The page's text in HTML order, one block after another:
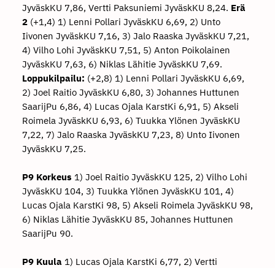
JyväskKU 7,86, Vertti Paksuniemi JyväskKU 8,24. Erä
2(+1,4) 1) Lenni Pollari JyväskKU 6,69, 2) Unto
Iivonen JyväskKU 7,16, 3) Jalo Raaska JyväskKU 7,21,
4) Vilho Lohi JyväskKU 7,51, 5) Anton Poikolainen
JyväskKU 7,63, 6) Niklas Lähitie JyväskKU 7,69.
Loppukilpailu: (+2,8) 1) Lenni Pollari JyväskKU 6,69,
2) Joel Raitio JyväskKU 6,80, 3) Johannes Huttunen
SaarijPu 6,86, 4) Lucas Ojala KarstKi 6,91, 5) Akseli
Roimela JyväskKU 6,93, 6) Tuukka Ylönen JyväskKU
7,22, 7) Jalo Raaska JyväskKU 7,23, 8) Unto Iivonen
JyväskKU 7,25.
P9 Korkeus 1) Joel Raitio JyväskKU 125, 2) Vilho Lohi
JyväskKU 104, 3) Tuukka Ylönen JyväskKU 101, 4)
Lucas Ojala KarstKi 98, 5) Akseli Roimela JyväskKU 98,
6) Niklas Lähitie JyväskKU 85, Johannes Huttunen
SaarijPu 90.
P9 Kuula 1) Lucas Ojala KarstKi 6,77, 2) Vertti